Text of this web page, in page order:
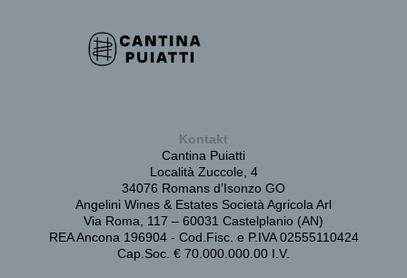
Kontakt
Cantina Puiatti
Località Zuccole, 4
34076 Romans d’Isonzo GO
Angelini Wines & Estates Società Agricola Arl
Via Roma, 117 – 60031 Castelplanio (AN)
REA Ancona 196904 - Cod.Fisc. e P.IVA 02555110424
Cap.Soc. € 70.000.000.00 I.V.